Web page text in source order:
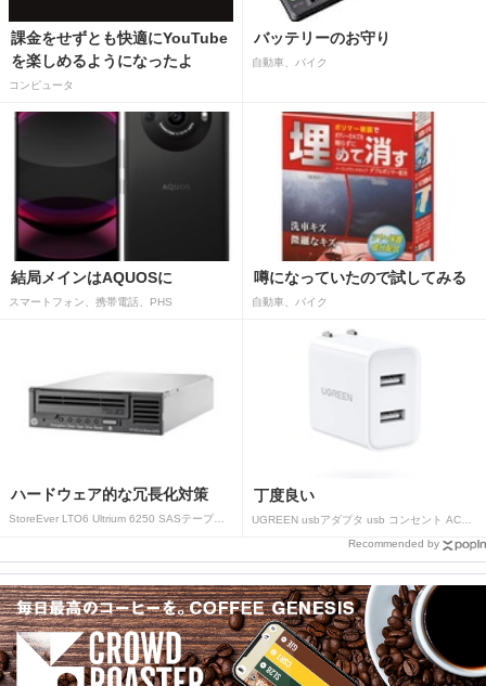
課金をせずとも快適にYouTube
を楽しめるようになったよ
コンピュータ
バッテリーのお守り
自動車、バイク
結局メインはAQUOSに
スマートフォン、携帯電話、PHS
噂になっていたので試してみる
自動車、バイク
ハードウェア的な冗長化対策
StoreEver LTO6 Ultrium 6250 SASテープドライブ(内蔵型)
丁度良い
Recommended by